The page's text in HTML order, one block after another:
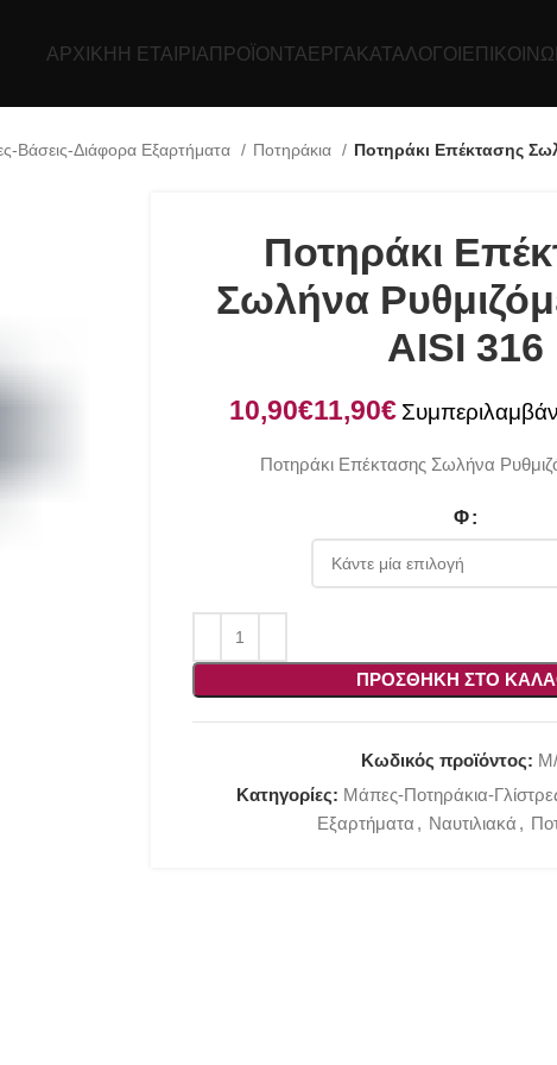
ΑΡΧΙΚΉ Η ΕΤΑΙΡΊΑ ΠΡΟΪΌΝΤΑ ΕΡΓΑ ΚΑΤΆΛΟΓΟΙ
Βάσεις-Διάφορα Εξαρτήματα Ποτηράκια Ποτηράκι Επέκτασης
Ποτηράκι
Σωλήνα
AISI 316
€ €
Ποτηράκι Επέκτασης Σωλήνα
Φ
ΠΡΟΣΘΉΚΗ ΣΤΟ
Κωδικός προϊόντος:
Κατηγορίες: Μάπες-Ποτηράκια-
Εξαρτήματα , Ναυτιλιακά ,